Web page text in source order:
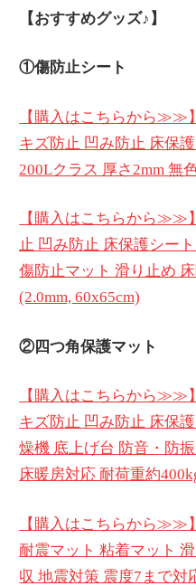
【おすすめグッズ♪】
①傷防止シート
【購入はこちらから≫≫
キズ防止 凹み防止 床保
200Lクラス 厚さ2mm 無
【購入はこちらから≫≫
止 凹み防止 床保護シー
傷防止マット 滑り止め
(2.0mm, 60x65cm)
②四つ角保護マット
【購入はこちらから≫≫
キズ防止 凹み防止 床保
燥機 底上げ台 防音・防
床暖房対応 耐荷重約
【購入はこちらから≫≫
耐震マット 粘着マット
収 地震対策 震度7まで対